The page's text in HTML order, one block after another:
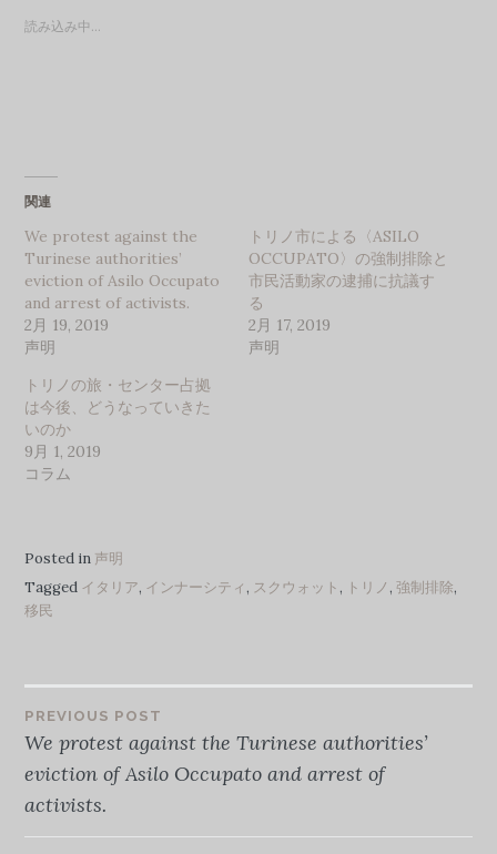
読み込み中...
関連
We protest against the
Turinese authorities’
eviction of Asilo Occupato
and arrest of activists.
2月 19, 2019
声明
トリノ市による〈ASILO
OCCUPATO〉の強制排除と
市民活動家の逮捕に抗議す
る
2月 17, 2019
声明
トリノの旅・センター占拠
は今後、どうなっていきた
いのか
9月 1, 2019
コラム
Posted in 声明
Tagged イタリア, インナーシティ, スクウォット, トリノ,強制排除,
移民
投
稿
ナ
PREVIOUS POST
We protest against the Turinese authorities’
eviction of Asilo Occupato and arrest of
activists.